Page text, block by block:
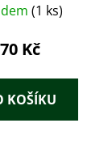
(1 ks)
70 Kč
KOŠÍKU